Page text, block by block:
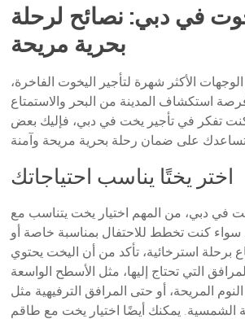
في دبي: نصائح لرحلة
بحرية مريحة
الأكثر شهرة لتأجير اليخوت الفاخرة،
استكشاف المدينة من البحر والاستمتاع
كنت تفكر في تأجير يخت في دبي، فإليك بعض
اختر يختًا يناسب احتياجاتك
في دبي، من المهم اختيار يخت يتناسب مع
سواء كنت تخطط للاحتفال بمناسبة خاصة أو
برحلة استرخائية، تأكد من أن اليخت يحتوي
التي تحتاج إليها، مثل الأسطح الواسعة
المريحة، أو حتى المرافق الترفيهية مثل
الشمسية. يمكنك أيضًا اختيار يخت مع طاقم